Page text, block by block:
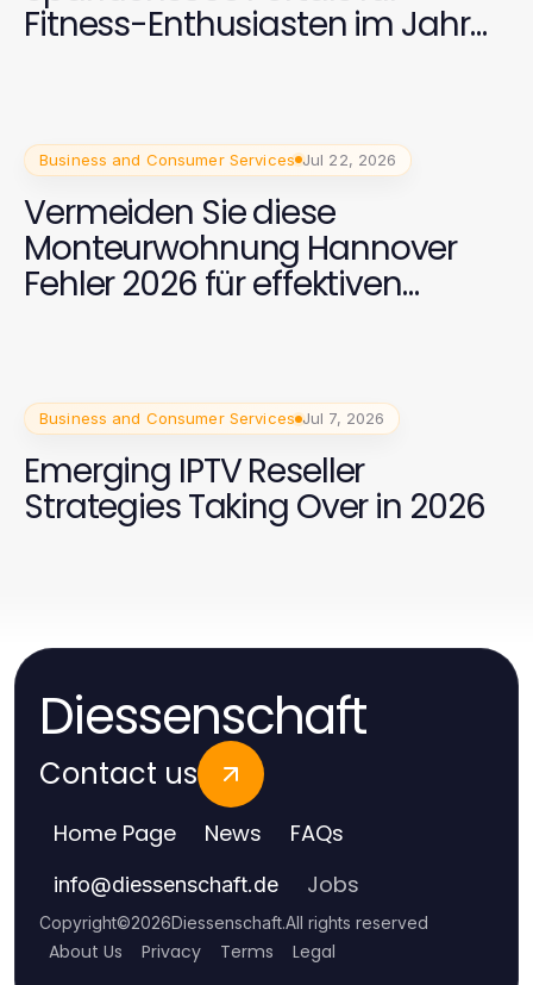
Fitness-Enthusiasten im Jahr
Business and Consumer Services Jul 22, 2026
Vermeiden Sie diese
Monteurwohnung Hannover
Fehler 2026 für effektiven
Business and Consumer Services Jul 7, 2026
Emerging IPTV Reseller
Strategies Taking Over in 2026
Diessenschaft
Contact us
Home Page News FAQs
info@diessenschaft.de Jobs
Copyright©2026Diessenschaft.All rights reserved
About Us Privacy Terms Legal